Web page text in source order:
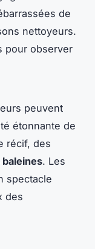
de
nettoyeurs.
pour observer
peuvent
étonnante de
récif, des
. Les
spectacle
des